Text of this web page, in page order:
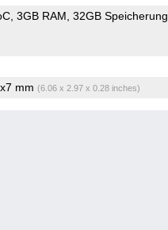
3GB RAM 32GB Speicherung
mm (6.06 x 2.97 x 0.28 inches)